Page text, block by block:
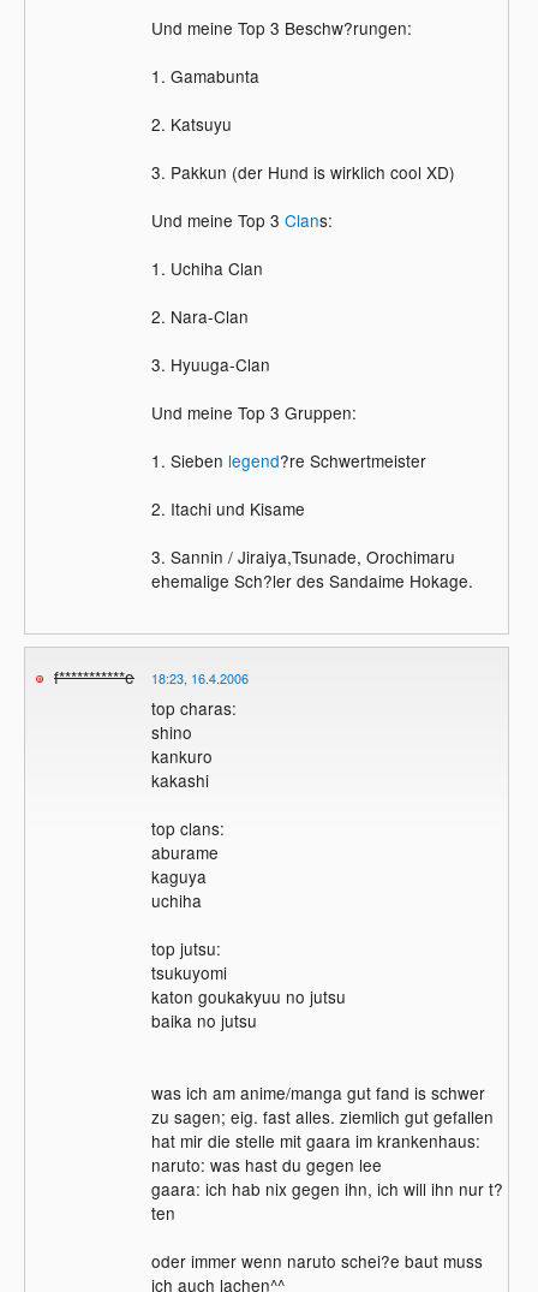
Und meine Top 3 Beschw?rungen:
1. Gamabunta
2. Katsuyu
3. Pakkun (der Hund is wirklich cool XD)
Und meine Top 3 Clans:
1. Uchiha Clan
2. Nara-Clan
3. Hyuuga-Clan
Und meine Top 3 Gruppen:
1. Sieben legend?re Schwertmeister
2. Itachi und Kisame
3. Sannin / Jiraiya,Tsunade, Orochimaru
ehemalige Sch?ler des Sandaime Hokage.
f***********e 18:23, 16.4.2006
top charas:
shino
kankuro
kakashi
top clans:
aburame
kaguya
uchiha
top jutsu:
tsukuyomi
katon goukakyuu no jutsu
baika no jutsu
was ich am anime/manga gut fand is schwer
zu sagen; eig. fast alles. ziemlich gut gefallen
hat mir die stelle mit gaara im krankenhaus:
naruto: was hast du gegen lee
gaara: ich hab nix gegen ihn, ich will ihn nur t?
ten
oder immer wenn naruto schei?e baut muss
ich auch lachen^^